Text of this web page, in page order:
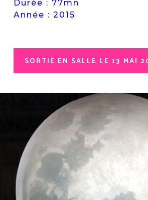
Durée : 77mn
Année : 2015
SORTIE EN SALLE LE 13 MAI